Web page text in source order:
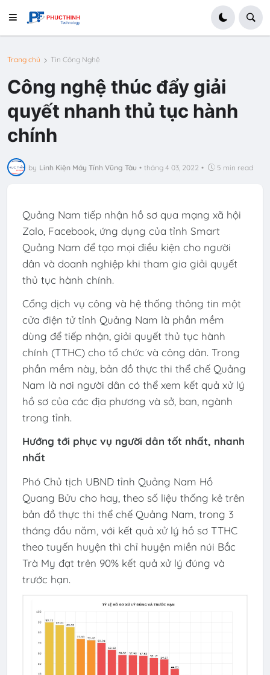
Trang chủ Tin Công Nghệ
Công nghệ thúc đẩy giải
quyết nhanh thủ tục hành
chính
by Linh Kiện Máy Tính Vũng Tàu • tháng 4 03, 2022 • 5 min read
Quảng Nam tiếp nhận hồ sơ qua mạng xã hội
Zalo, Facebook, ứng dụng của tỉnh Smart
Quảng Nam để tạo mọi điều kiện cho người
dân và doanh nghiệp khi tham gia giải quyết
thủ tục hành chính.
Cổng dịch vụ công và hệ thống thông tin một
cửa điện tử tỉnh Quảng Nam là phần mềm
dùng để tiếp nhận, giải quyết thủ tục hành
chính (TTHC) cho tổ chức và công dân. Trong
phần mềm này, bản đồ thực thi thể chế Quảng
Nam là nơi người dân có thể xem kết quả xử lý
hồ sơ của các địa phương và sở, ban, ngành
trong tỉnh.
Hướng tới phục vụ người dân tốt nhất, nhanh
nhất
Phó Chủ tịch UBND tỉnh Quảng Nam Hồ
Quang Bửu cho hay, theo số liệu thống kê trên
bản đồ thực thi thể chế Quảng Nam, trong 3
tháng đầu năm, với kết quả xử lý hồ sơ TTHC
theo tuyến huyện thì chỉ huyện miền núi Bắc
Trà My đạt trên 90% kết quả xử lý đúng và
trước hạn.